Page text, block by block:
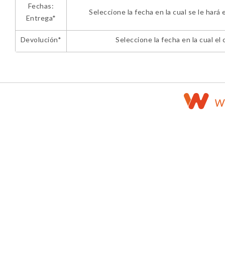
Fechas:
Entrega*
Seleccione la fecha en la cual se le
Devolución* Seleccione la fecha en la cual